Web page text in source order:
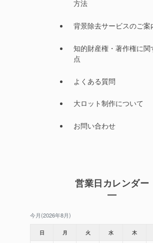
方法
背景除去サービスのご案
知的財産権・著作権に関
点
よくある質問
大ロット制作について
お問い合わせ
営業日カレンダー
今月(2026年8月)
日 月 火 水 木